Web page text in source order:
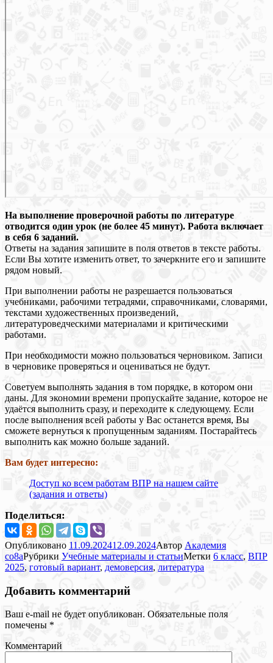
На выполнение проверочной работы по литературе
отводится один урок (не более 45 минут). Работа включает
в себя 6 заданий.
Ответы на задания запишите в поля ответов в тексте работы.
Если Вы хотите изменить ответ, то зачеркните его и запишите
рядом новый.
При выполнении работы не разрешается пользоваться
учебниками, рабочими тетрадями, справочниками, словарями,
текстами художественных произведений,
литературоведческими материалами и критическими
работами.
При необходимости можно пользоваться черновиком. Записи
в черновике проверяться и оцениваться не будут.
Советуем выполнять задания в том порядке, в котором они
даны. Для экономии времени пропускайте задание, которое не
удаётся выполнить сразу, и переходите к следующему. Если
после выполнения всей работы у Вас останется время, Вы
сможете вернуться к пропущенным заданиям. Постарайтесь
выполнить как можно больше заданий.
Вам будет интересно:
Доступ ко всем работам ВПР на нашем сайте
(задания и ответы)
Поделиться:
Опубликовано 11.09.202412.09.2024Автор Академия
co8aРубрики Учебные материалы и статьиМетки 6 класс, ВПР
2025, готовый вариант, демоверсия, литература
Добавить комментарий
Ваш e-mail не будет опубликован. Обязательные поля
помечены *
Комментарий